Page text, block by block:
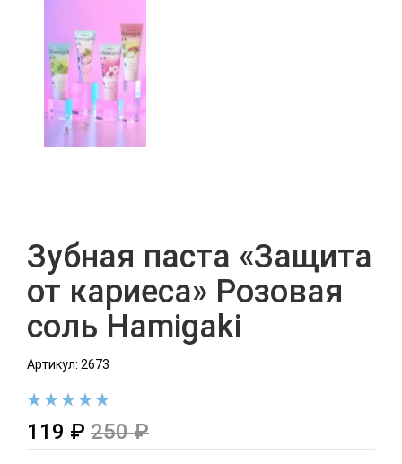
Зубная паста «Защита
от кариеса» Розовая
соль Hamigaki
Артикул: 2673
119 ₽ 250 ₽